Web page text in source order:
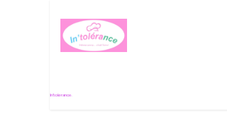
In'tolérance.